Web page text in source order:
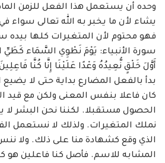
وحده أن يستعمل هذا الفعل للزمن
‏يشاء لأن ما يخبر به الله تعالى سواء
فهو محتوم لأن المتغيرات كلها بيده
سورة الأنبياء: يَوْمَ نَطْوِي السَّمَاء كَطَيِّ
بدأ بالفعل المضارع بداية حتى لا يضيع
كان فاعلا بنفس المعنى ولكن مع قيد
الحصول مستقبلا. لكننا نحن ‏البشر لا
نملك المتغيرات. ولذلك لا نستعمل
الذي وقع ‏كشهادة منا على ذلك. ولا
المشابه للاسم. فأصل كنا فاعلين هو